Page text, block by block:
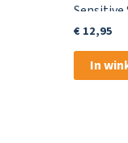
Sensitive
€12,95
In